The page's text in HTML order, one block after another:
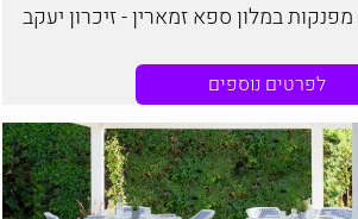
במלון ספא זמארין - זיכרון יעקב
לפרטים נוספים